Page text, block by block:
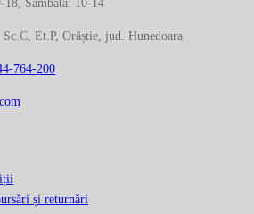
Sâmbătă: 10-14
Et.P, Orăștie, jud. Hunedoara
764-200
și returnări